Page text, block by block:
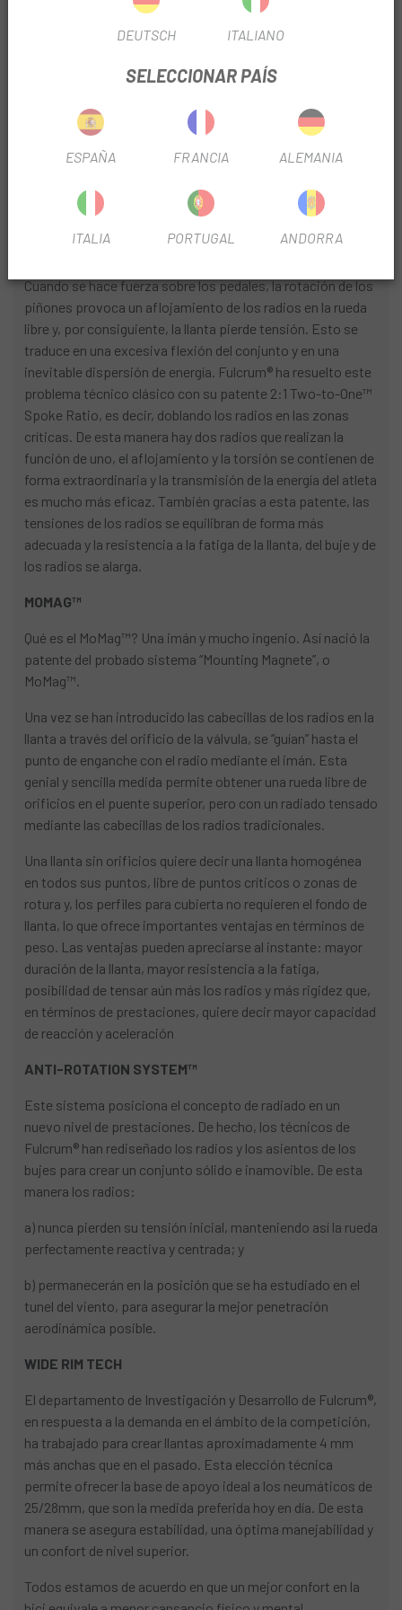
no hay una cámara de aire que se pueda perforar. ¿Y si
agujerea el tubeless? No hay nada que temer... la ventaja del
válvula de cierre del tubeless e introducir una cámara de aire
RDB™ RIM DYNAMIC BALANCE
de la junta de la llanta con una masa de valor similar
posicionada exactamente en la parte opuesta.
Cuando se hace fuerza sobre los pedales, la rotación de los
piñones provoca un aflojamiento de los radios en la rueda
libre y, por consiguiente, la llanta pierde tensión. Esto se
traduce en una excesiva flexión del conjunto y en una
inevitable dispersión de energía. Fulcrum® ha resuelto este
problema técnico clásico con su patente 2:1 Two-to-One™
Spoke Ratio, es decir, doblando los radios en las zonas
críticas. De esta manera hay dos radios que realizan la
función de uno, el aflojamiento y la torsión se contienen de
forma extraordinaria y la transmisión de la energía del atleta
es mucho más eficaz. También gracias a esta patente, las
tensiones de los radios se equilibran de forma más
adecuada y la resistencia a la fatiga de la llanta, del buje y de
los radios se alarga.
MOMAG™
Qué es el MoMag™? Una imán y mucho ingenio. Así nació la
patente del probado sistema “Mounting Magnete”, o
MoMag™.
Una vez se han introducido las cabecillas de los radios en la
llanta a través del orificio de la válvula, se “guían” hasta el
punto de enganche con el radio mediante el imán. Esta
genial y sencilla medida permite obtener una rueda libre de
orificios en el puente superior, pero con un radiado tensado
mediante las cabecillas de los radios tradicionales.
Una llanta sin orificios quiere decir una llanta homogénea
en todos sus puntos, libre de puntos críticos o zonas de
rotura y, los perfiles para cubierta no requieren el fondo de
llanta, lo que ofrece importantes ventajas en términos de
peso. Las ventajas pueden apreciarse al instante: mayor
duración de la llanta, mayor resistencia a la fatiga,
posibilidad de tensar aún más los radios y más rigidez que,
en términos de prestaciones, quiere decir mayor capacidad
de reacción y aceleración
ANTI-ROTATION SYSTEM™
Este sistema posiciona el concepto de radiado en un
nuevo nivel de prestaciones. De hecho, los técnicos de
Fulcrum® han rediseñado los radios y los asientos de los
bujes para crear un conjunto sólido e inamovible. De esta
manera los radios:
a) nunca pierden su tensión inicial, manteniendo así la rueda
perfectamente reactiva y centrada; y
b) permanecerán en la posición que se ha estudiado en el
tunel del viento, para asegurar la mejor penetración
aerodinámica posible.
WIDE RIM TECH
El departamento de Investigación y Desarrollo de Fulcrum®,
en respuesta a la demanda en el ámbito de la competición,
ha trabajado para crear llantas aproximadamente 4 mm
más anchas que en el pasado. Esta elección técnica
permite ofrecer la base de apoyo ideal a los neumáticos de
25/28mm, que son la medida preferida hoy en día. De esta
manera se asegura estabilidad, una óptima manejabilidad y
un confort de nivel superior.
Todos estamos de acuerdo en que un mejor confort en la
DEUTSCH ITALIANO
SELECCIONAR PAÍS
ESPAÑA FRANCIA ALEMANIA
ITALIA PORTUGAL ANDORRA